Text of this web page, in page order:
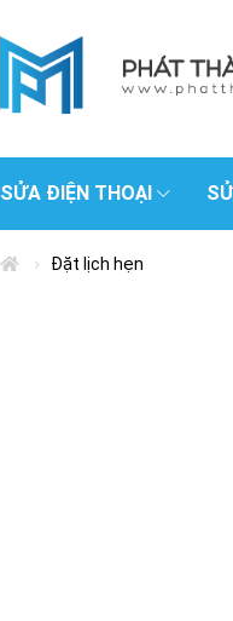
SỬA ĐIỆN THOẠI
Đặt lịch hẹn